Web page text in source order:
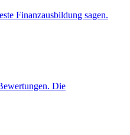
Finanzausbildung sagen.
Die